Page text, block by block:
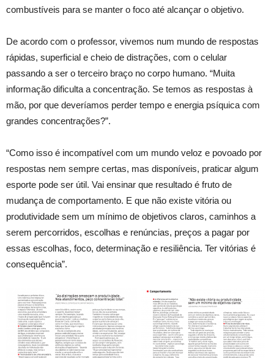
combustíveis para se manter o foco até alcançar o objetivo.
De acordo com o professor, vivemos num mundo de respostas
rápidas, superficial e cheio de distrações, com o celular
passando a ser o terceiro braço no corpo humano. “Muita
informação dificulta a concentração. Se temos as respostas à
mão, por que deveríamos perder tempo e energia psíquica com
grandes concentrações?”.
“Como isso é incompatível com um mundo veloz e povoado por
respostas nem sempre certas, mas disponíveis, praticar algum
esporte pode ser útil. Vai ensinar que resultado é fruto de
mudança de comportamento. E que não existe vitória ou
produtividade sem um mínimo de objetivos claros, caminhos a
serem percorridos, escolhas e renúncias, preços a pagar por
essas escolhas, foco, determinação e resiliência. Ter vitórias é
consequência”.